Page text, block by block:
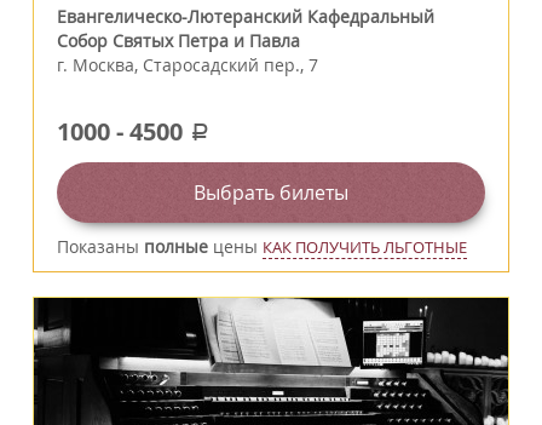
Евангелическо-Лютеранский Кафедральный
Собор Святых Петра и Павла
г. Москва, Старосадский пер., 7
1000-4500 a
Выбрать билеты
Показаны полные цены КАК ПОЛУЧИТЬ ЛЬГОТНЫЕ